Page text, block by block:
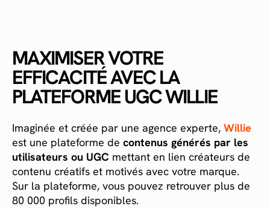
MAXIMISER VOTRE
EFFICACITÉ AVEC LA
PLATEFORME UGC WILLIE
Imaginée et créée par une agence experte, Willie
est une plateforme de contenus générés par les
utilisateurs ou UGC mettant en lien créateurs de
contenu créatifs et motivés avec votre marque.
Sur la plateforme, vous pouvez retrouver plus de
80 000 profils disponibles.